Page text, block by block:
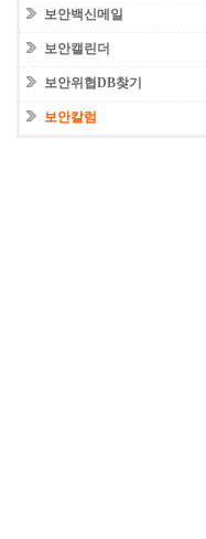
보안백신메일
보안캘린더
보안위협DB찾기
보안칼럼